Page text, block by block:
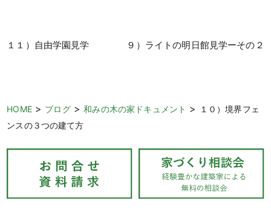
１１）自由学園見学 ９）ライトの明日館見学ーその２
HOME> ブログ>和みの木の家ドキュメント >
１０）境界フェ
ンスの３つの建て方